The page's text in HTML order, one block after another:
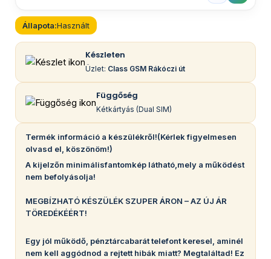
Állapota:Használt
Készleten
Üzlet: Class GSM Rákóczi út
Függőség
Kétkártyás (Dual SIM)
Termék információ a készülékről!(Kérlek figyelmesen
olvasd el, köszönöm!)
A kijelzőn minimálisfantomkép látható,mely a működést
nem befolyásolja!
MEGBÍZHATÓ KÉSZÜLÉK SZUPER ÁRON – AZ ÚJ ÁR
TÖREDÉKÉÉRT!
Egy jól működő, pénztárcabarát telefont keresel, aminél
nem kell aggódnod a rejtett hibák miatt? Megtaláltad! Ez